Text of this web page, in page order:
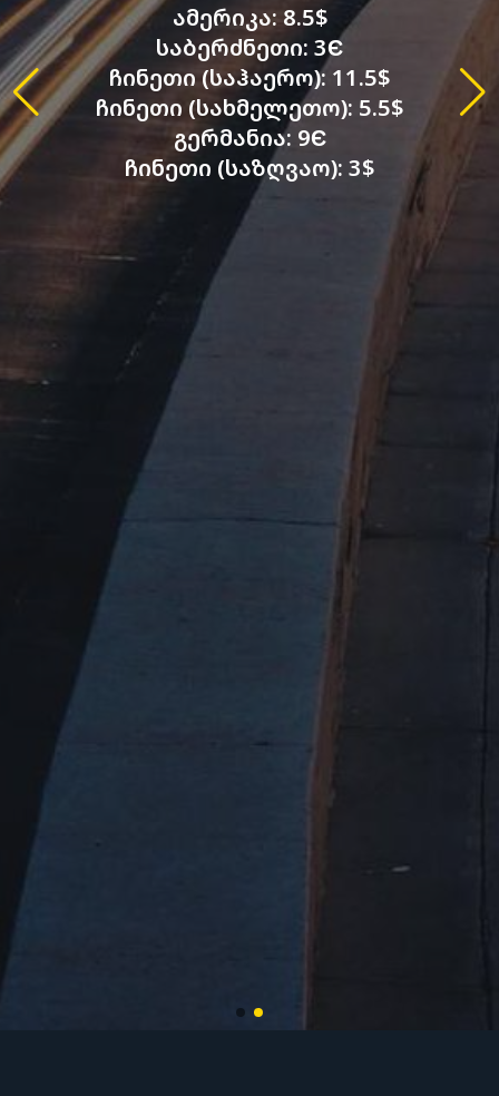
ამერიკა: 8.5$
საბერძნეთი: 3Є
ჩინეთი (საჰაერო): 11.5$
ჩინეთი (სახმელეთო): 5.5$
გერმანია: 9Є
ჩინეთი (საზღვაო): 3$